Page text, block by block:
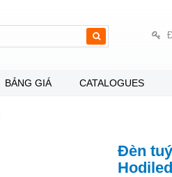
BẢNG GIÁ CATALOGUES
Đèn